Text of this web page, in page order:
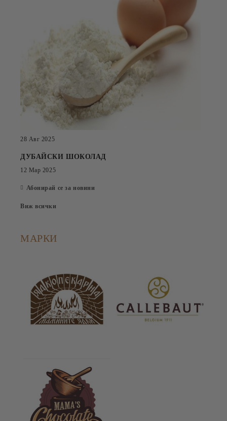
28 Авг 2025
ДУБАЙСКИ ШОКОЛАД
12 Мар 2025
Абонирай се за новини
Виж всички
МАРКИ